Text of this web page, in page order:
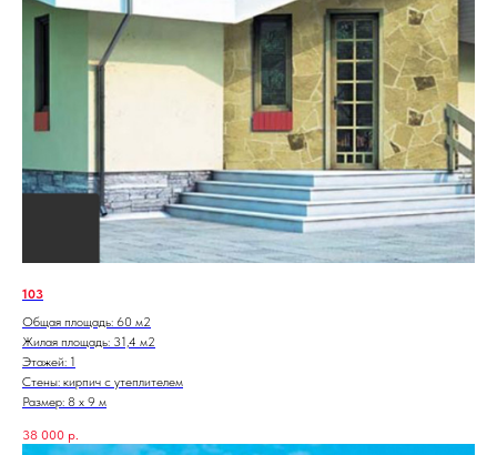
103
Общая площадь: 60 м2
Жилая площадь: 31,4 м2
Этажей: 1
Стены: кирпич с утеплителем
Размер: 8 х 9 м
38 000 р.